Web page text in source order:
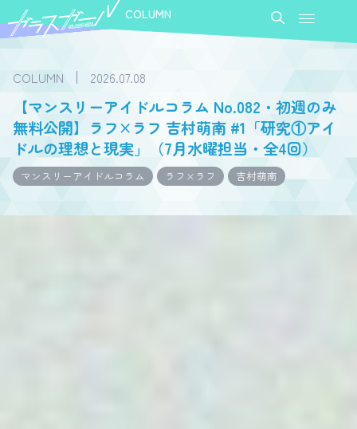
COLUMN
COLUMN 2026.07.08
【マンスリーアイドルコラム No.082・初週のみ
無料公開】ラフ×ラフ 吉村萌南 #1「研究①アイ
ドルの理想と現実」（7月水曜担当・全4回）
マンスリーアイドルコラム ラフ×ラフ 吉村萌南